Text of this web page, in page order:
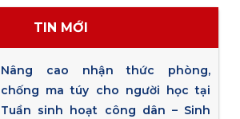
TIN MỚI
Nâng cao nhận thức phòng,
chống ma túy cho người học tại
Tuần sinh hoạt công dân – Sinh